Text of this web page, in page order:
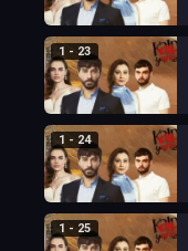
1 - 23
1 - 24
1 - 25